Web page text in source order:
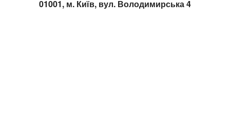
01001, м. Київ, вул. Володимирська 4